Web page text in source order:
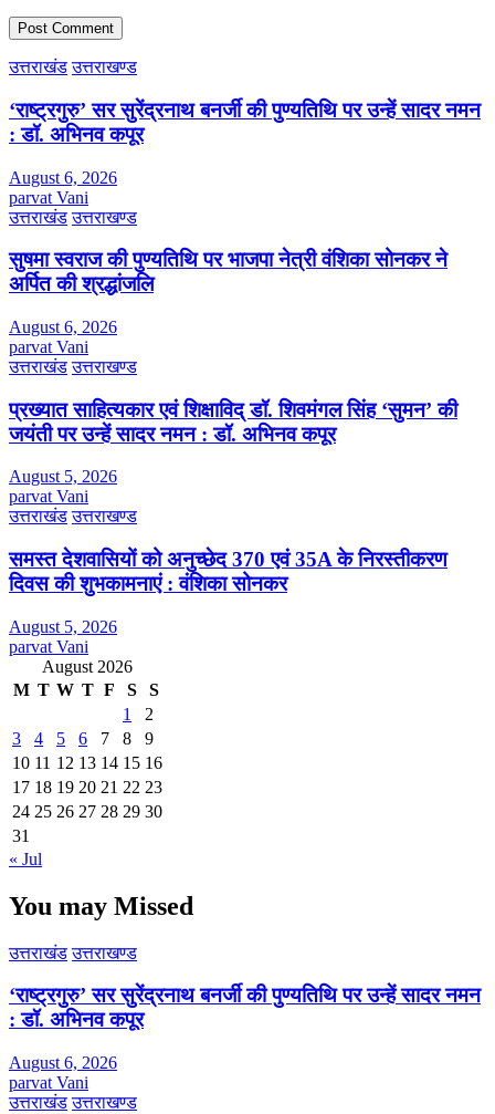
उत्तराखंड उत्तराखण्ड
‘राष्ट्रगुरु’ सर सुरेंद्रनाथ बनर्जी की पुण्यतिथि पर उन्हें सादर नमन
: डॉ. अभिनव कपूर
August 6, 2026
parvat Vani
उत्तराखंड उत्तराखण्ड
सुषमा स्वराज की पुण्यतिथि पर भाजपा नेत्री वंशिका सोनकर ने
अर्पित की श्रद्धांजलि
August 6, 2026
parvat Vani
उत्तराखंड उत्तराखण्ड
प्रख्यात साहित्यकार एवं शिक्षाविद् डॉ. शिवमंगल सिंह ‘सुमन’ की
जयंती पर उन्हें सादर नमन : डॉ. अभिनव कपूर
August 5, 2026
parvat Vani
उत्तराखंड उत्तराखण्ड
समस्त देशवासियों को अनुच्छेद 370 एवं 35A के निरस्तीकरण
दिवस की शुभकामनाएं : वंशिका सोनकर
August 5, 2026
parvat Vani
August 2026
M T W T F S
S
1
2
3
4 5 6 7 8
9
10 11 12 13 14 15 16
17 18 19 20 21 22 23
24 25 26 27 28 29 30
31
« Jul
You may Missed
उत्तराखंड उत्तराखण्ड
‘राष्ट्रगुरु’ सर सुरेंद्रनाथ बनर्जी की पुण्यतिथि पर उन्हें सादर नमन
: डॉ. अभिनव कपूर
August 6, 2026
parvat Vani
उत्तराखंड उत्तराखण्ड